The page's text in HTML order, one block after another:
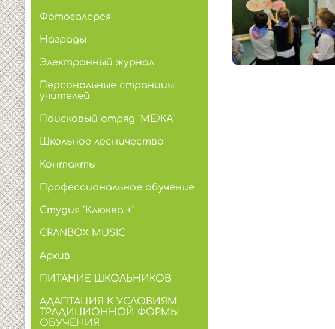
Фотогалерея
Награды
Электронный журнал
Персональные страницы
учителей
Поисковый отряд "МЕЖА"
Школьное лесничество
Контакты
Профессиональное обучение
Студия "Клюква +"
CRANBOX MUSIC
Архив
ПИТАНИЕ ШКОЛЬНИКОВ
АДАПТАЦИЯ К УСЛОВИЯМ
ТРАДИЦИОННОЙ ФОРМЫ
ОБУЧЕНИЯ